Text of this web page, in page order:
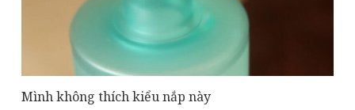
Mình không thích kiểu nắp này